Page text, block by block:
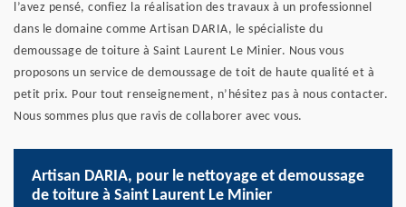
l’avez pensé, confiez la réalisation des travaux à un professionnel
dans le domaine comme Artisan DARIA, le spécialiste du
demoussage de toiture à Saint Laurent Le Minier. Nous vous
proposons un service de demoussage de toit de haute qualité et à
petit prix. Pour tout renseignement, n’hésitez pas à nous contacter.
Nous sommes plus que ravis de collaborer avec vous.
Artisan DARIA, pour le nettoyage et demoussage
de toiture à Saint Laurent Le Minier